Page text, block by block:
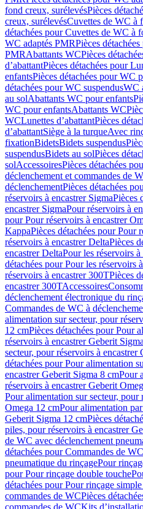
fond creux, surélevésPièces
creux, surélevésCuvettes de WC à
détachées pour Cuvettes de WC à
WC adaptés PMRPièces
PMRAbattants WCPièces
d’abattantPièces détachées pour
enfantsPièces détachées pour WC
détachées pour WC suspendusWC
au solAbattants WC pour enfants
WC pour enfantsAbattants WC
WCLunettes d’abattantPièces
d’abattantSiège à la turqueAvec
fixationBidetsBidets suspendus
suspendusBidets au solPièces
solAccessoiresPièces détachées
déclenchement et commandes de
déclenchementPièces détachées
réservoirs à encastrer SigmaPièces
encastrer SigmaPour réservoirs à
pour Pour réservoirs à encastrer
KappaPièces détachées pour Pour
réservoirs à encastrer DeltaPièces
encastrer DeltaPour les réservoirs
détachées pour Pour les réservoirs
réservoirs à encastrer 300TPièces
encastrer 300TAccessoires
déclenchement électronique du
Commandes de WC à
alimentation sur secteur, pour
12 cmPièces détachées pour Pour
réservoirs à encastrer Geberit
secteur, pour réservoirs à encastrer
détachées pour Pour alimentation
encastrer Geberit Sigma 8 cmPour
réservoirs à encastrer Geberit
Pour alimentation sur secteur, pour
Omega 12 cmPour alimentation
Geberit Sigma 12 cmPièces
piles, pour réservoirs à encastrer
de WC avec déclenchement
détachées pour Commandes de
pneumatique du rinçagePour
pour Pour rinçage double touche
détachées pour Pour rinçage
commandes de WCPièces
commandes de WCKits